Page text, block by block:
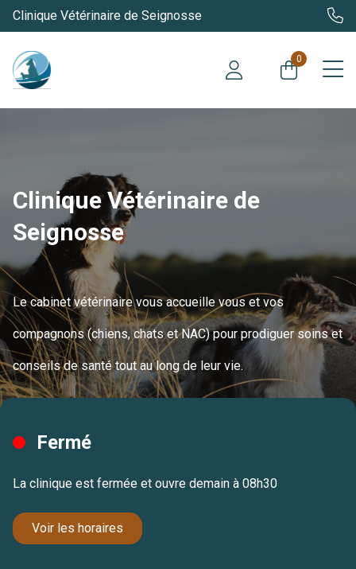
Clinique Vétérinaire de Seignosse
0
Clinique Vétérinaire de
Seignosse
Le cabinet vétérinaire vous accueille vous et vos
compagnons (chiens, chats et NAC) pour prodiguer soins et
conseils de santé tout au long de leur vie.
Fermé
La clinique est fermée et ouvre demain à 08h30
Voir les horaires